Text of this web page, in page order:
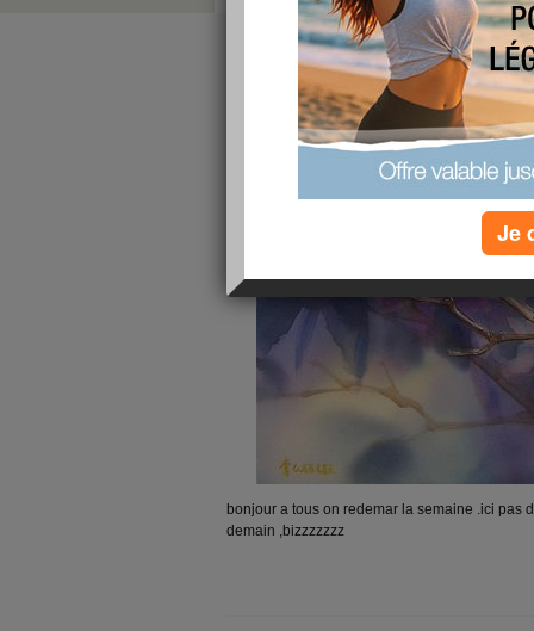
bonjour a tous on redemar la semaine .ici pas
demain ,bizzzzzzz
Je